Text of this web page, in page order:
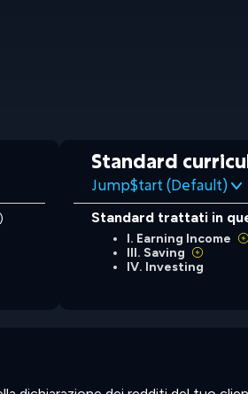
Standard
Jump$tart (Default)
Standard trattati in
I. Earning Income
III. Saving
IV. Investing